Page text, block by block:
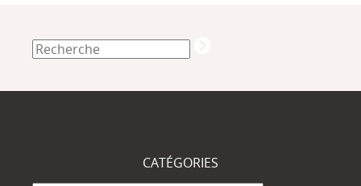
CATÉGORIES